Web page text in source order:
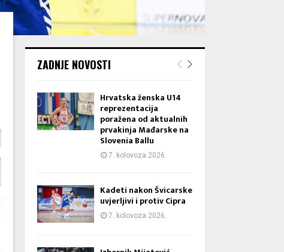
ZADNJE NOVOSTI
Hrvatska ženska U14
reprezentacija
poražena od aktualnih
prvakinja Mađarske na
Slovenia Ballu
7. kolovoza 2026.
Kadeti nakon Švicarske
uvjerljivi i protiv Cipra
7. kolovoza 2026.